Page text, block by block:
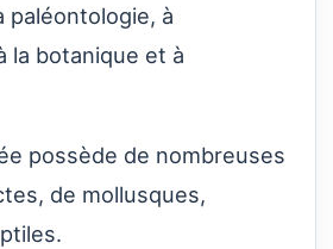
paléontologie, à
la botanique et à
possède de nombreuses
de mollusques,